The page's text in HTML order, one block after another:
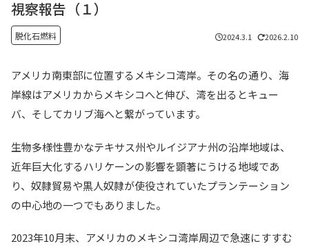
視察報告（１）
脱化石燃料 2024.3.1 2026.2.10
アメリカ南東部に位置するメキシコ湾岸。その名の通り、海
岸線はアメリカからメキシコへと伸び、湾を出るとキュー
バ、そしてカリブ海へと繋がっています。
生物多様性豊かなテキサス州やルイジアナ州の沿岸地域は、
近年巨大化するハリケーンの影響を顕著にうける地域であ
り、奴隷貿易や黒人奴隷が使役されていたプランテーション
の中心地の一つでもありました。
2023年10月末、アメリカのメキシコ湾岸周辺で急速にすすむ